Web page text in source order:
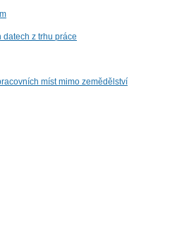
z trhu práce
míst mimo zemědělství